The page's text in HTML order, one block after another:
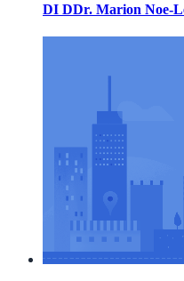
DI DDr. Marion Noe-